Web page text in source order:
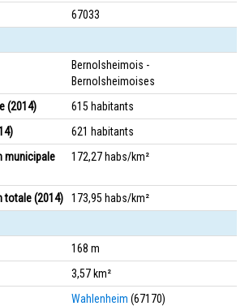
67033
Bernolsheimois -
Bernolsheimoises
(2014)
615 habitants
621 habitants
municipale
172,27 habs/km²
totale (2014)
173,95 habs/km²
168 m
3,57 km²
Wahlenheim (67170)